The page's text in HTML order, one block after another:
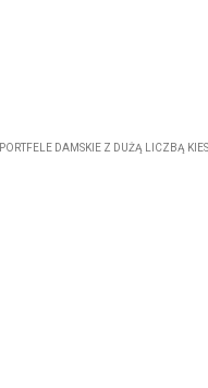
PORTFELE DAMSKIE Z DUŻĄ LICZBĄ